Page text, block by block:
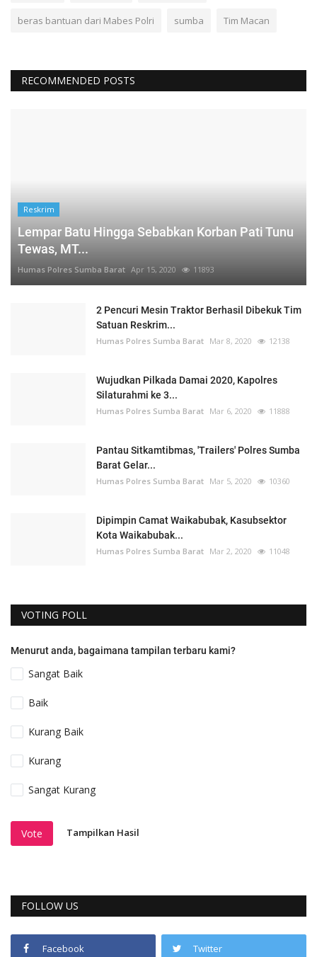
beras bantuan dari Mabes Polri sumba Tim Macan
RECOMMENDED POSTS
Reskrim
Lempar Batu Hingga Sebabkan Korban Pati Tunu
Tewas, MT...
Humas Polres Sumba Barat Apr 15, 2020 11893
2 Pencuri Mesin Traktor Berhasil Dibekuk Tim
Satuan Reskrim...
Humas Polres Sumba Barat Mar 8, 2020 12138
Wujudkan Pilkada Damai 2020, Kapolres
Silaturahmi ke 3...
Humas Polres Sumba Barat Mar 6, 2020 11888
Pantau Sitkamtibmas, 'Trailers' Polres Sumba
Barat Gelar...
Humas Polres Sumba Barat Mar 5, 2020 10360
Dipimpin Camat Waikabubak, Kasubsektor
Kota Waikabubak...
Humas Polres Sumba Barat Mar 2, 2020 11048
VOTING POLL
Menurut anda, bagaimana tampilan terbaru kami?
Sangat Baik
Baik
Kurang Baik
Kurang
Sangat Kurang
Vote Tampilkan Hasil
FOLLOW US
Facebook Twitter